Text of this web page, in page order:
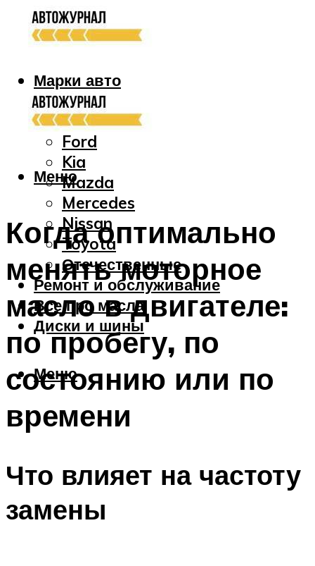
Марки авто
Audi
Bmw
Ford
Kia
Mazda
Mercedes
Nissan
Toyota
Отечественные
Ремонт и обслуживание
Все про масла
Диски и шины
Меню
Меню
Когда оптимально
менять моторное
масло в двигателе:
по пробегу, по
состоянию или по
времени
Что влияет на частоту
замены